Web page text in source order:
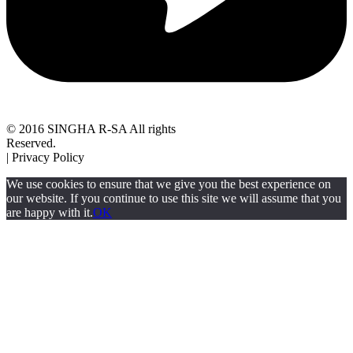
© 2016 SINGHA R-SA All rights
Reserved.
| Privacy Policy
We use cookies to ensure that we give you the best experience on
our website. If you continue to use this site we will assume that you
are happy with it.OK